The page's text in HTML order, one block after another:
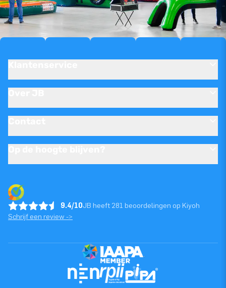
9.4/10JB heeft 281 beoordelingen op Kiyoh
Schrijf een review ->